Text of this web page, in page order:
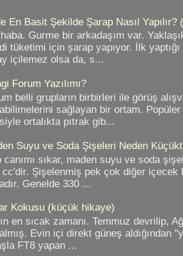
En Basit Şekilde Şarap Nasıl Yapılır?
Gurme bir arkadaşım var.
tüketimi için şarap yapıyor. İlk
içilemez olsa da, s...
Forum Yazılımı?
belli grupların birbirleri ile görüş
sağlayan bir ortam. Popüler
ortalıkta pıtrak gib...
Suyu ve Soda Şişeleri Neden
canımı sıkar, maden suyu ve soda
cc'dir. Şişelenmiş pek çok diğer içecek
Genelde 330 ...
Kokusu (küçük hikaye)
en sıcak zamanı. Temmuz devrilip,
Evin içi direkt güneş aldığından
FT8 yapan ...